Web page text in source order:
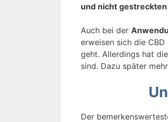
und nicht
Auch bei der
erweisen sich die
geht. Allerdings hat
sind. Dazu später
Der